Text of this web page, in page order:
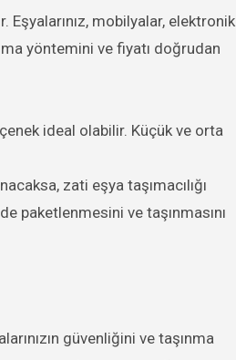
Eşyalarınız, mobilyalar, elektronik
yöntemini ve fiyatı doğrudan
ideal olabilir. Küçük ve orta
zati eşya taşımacılığı
paketlenmesini ve taşınmasını
güvenliğini ve taşınma